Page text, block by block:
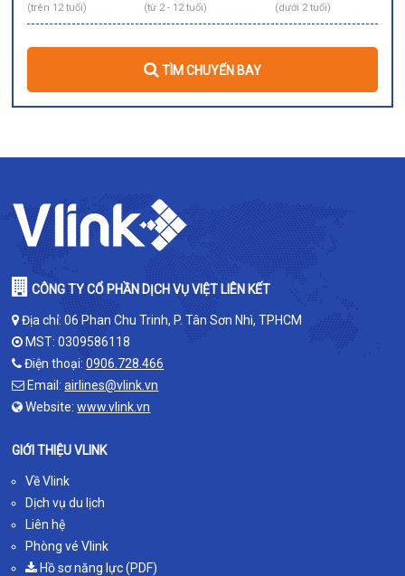
(trên 12 tuổi) (từ 2 - 12 tuổi) (dưới 2 tuổi)
TÌM CHUYẾN BAY
CÔNG TY CỔ PHẦN DỊCH VỤ VIỆT LIÊN KẾT
Địa chỉ: 06 Phan Chu Trinh, P. Tân Sơn Nhì, TPHCM
MST: 0309586118
Điện thoại:0906.728.466
Email:airlines@vlink.vn
Website:www.vlink.vn
GIỚI THIỆU VLINK
Về Vlink
Dịch vụ du lịch
Liên hệ
Phòng vé Vlink
Hồ sơ năng lực (PDF)